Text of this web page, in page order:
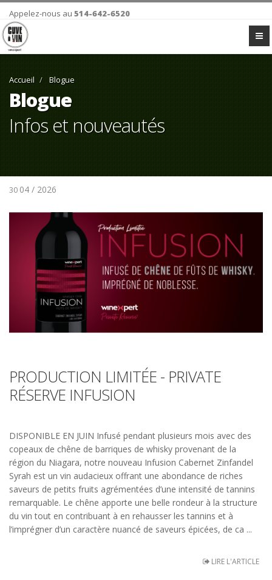
Appelez-nous au 514-642-6520
Accueil Blogue
Blogue
Infos et nouveautés
30 04 / 2026
PRODUCTION LIMITÉE - PRIVATE
RÉSERVE INFUSION
DISPONIBLE EN JUIN Infusé pendant plusieurs mois avec des
copeaux de chêne de barriques de whisky provenant de la
région du Niagara, notre nouveau Infusion Cabernet Zinfandel
Syrah est un vin audacieux offrant une abondance de riches
saveurs de petits fruits agrémentées d’une intensité de tannins
remarquable. Le chêne apporte une belle rondeur à la structure
du vin tout en contribuant à en rehausser les tannins et à
l’imprégner d’un caractère nuancé de saveurs épicées, de ca ...
LIRE L'ARTICLE